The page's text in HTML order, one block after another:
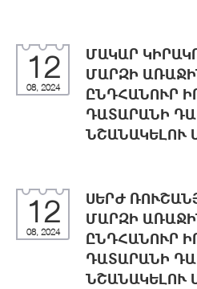
12
08, 2024
ՄԱԿԱՐ
ՄԱՐԶԻ
ԸՆԴՀԱՆՈՒՐ
ԴԱՏԱՐԱՆԻ
ՆՇԱՆԱԿԵԼՈՒ
12
08, 2024
ՍԵՐԺ
ՄԱՐԶԻ
ԸՆԴՀԱՆՈՒՐ
ԴԱՏԱՐԱՆԻ
ՆՇԱՆԱԿԵԼՈՒ